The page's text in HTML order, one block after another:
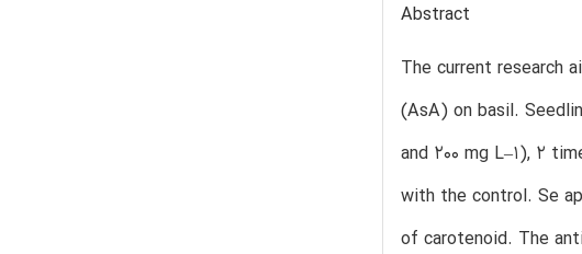
Abstract
The current research
(AsA) on basil.
and 200 mg L–1), 2
with the control. Se
of carotenoid. The